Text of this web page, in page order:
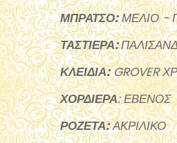
ΜΠΡΑΤΣΟ:ΜΕΛΙΟ -
ΤΑΣΤΙΕΡΑ:
ΚΛΕΙΔΙΑ:GROVER
ΧΟΡΔΙΕΡΑ: ΕΒΕΝΟΣ
ΡΟΖΕΤΑ:ΑΚΡΙΛΙΚΟ